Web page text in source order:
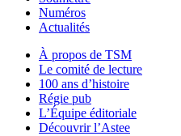
Numéros
Actualités
À propos de TSM
Le comité de lecture
100 ans d’histoire
Régie pub
L’Équipe éditoriale
Découvrir l’Astee